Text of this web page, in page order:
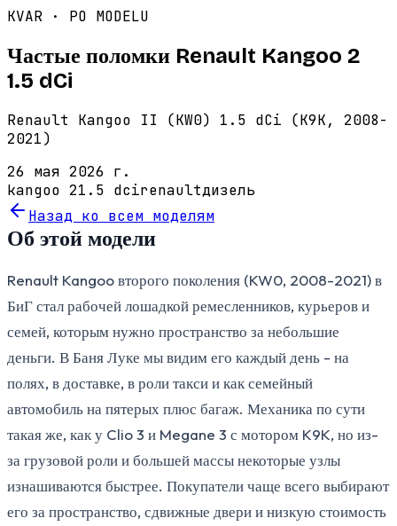
KVAR · PO MODELU
Частые поломки Renault Kangoo 2
1.5 dCi
Renault Kangoo II (KW0) 1.5 dCi (K9K, 2008-
2021)
26 мая 2026 г.
kangoo 21.5 dcirenaultдизель
Назад ко всем моделям
Об этой модели
Renault Kangoo второго поколения (KW0, 2008-2021) в
БиГ стал рабочей лошадкой ремесленников, курьеров и
семей, которым нужно пространство за небольшие
деньги. В Баня Луке мы видим его каждый день - на
полях, в доставке, в роли такси и как семейный
автомобиль на пятерых плюс багаж. Механика по сути
такая же, как у Clio 3 и Megane 3 с мотором K9K, но из-
за грузовой роли и большей массы некоторые узлы
изнашиваются быстрее. Покупатели чаще всего выбирают
его за пространство, сдвижные двери и низкую стоимость